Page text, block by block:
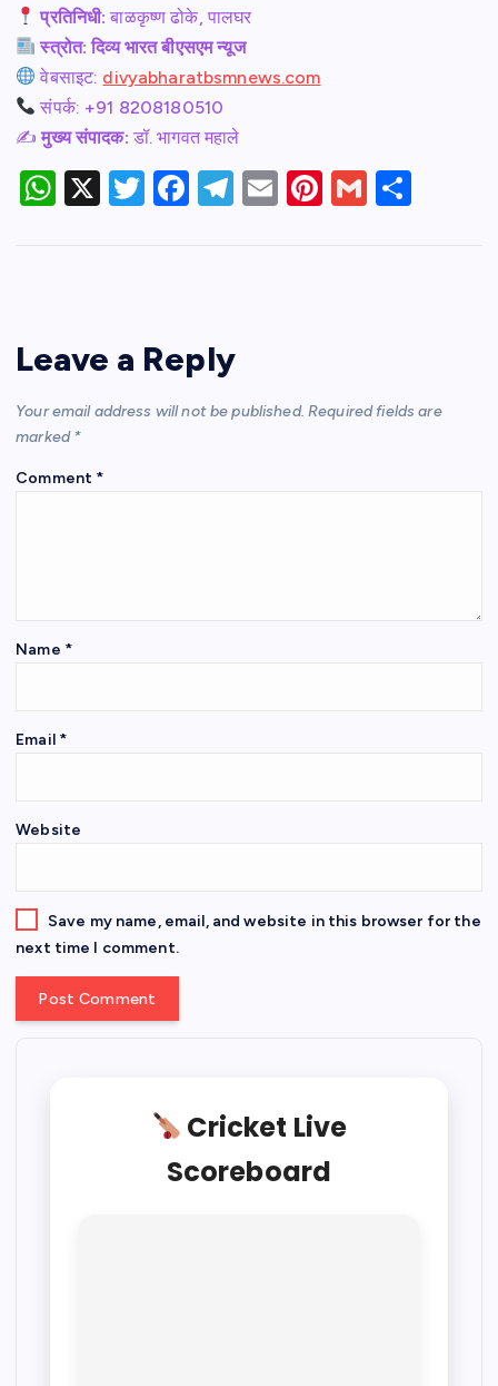
प्रतिनिधी: बाळकृष्ण ढोके, पालघर
स्त्रोत: दिव्य भारत बीएसएम न्यूज
वेबसाइट: divyabharatbsmnews.com
संपर्क: +91 8208180510
✍️मुख्य संपादक: डॉ. भागवत महाले
W
p
p
X
T
F
o
o
T
m
E
Pi G
Leave a Reply
Your email address will not be published. Required fields are
marked *
Comment *
Name *
Email *
Website
Save my name, email, and website in this browser for the
next time I comment.
Cricket Live
Scoreboard